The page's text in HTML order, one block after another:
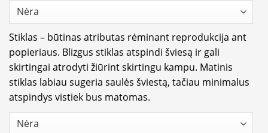
Stiklas – būtinas atributas rėminant reprodukcija ant
popieriaus. Blizgus stiklas atspindi šviesą ir gali
skirtingai atrodyti žiūrint skirtingu kampu. Matinis
stiklas labiau sugeria saulės šviestą, tačiau minimalus
atspindys vistiek bus matomas.